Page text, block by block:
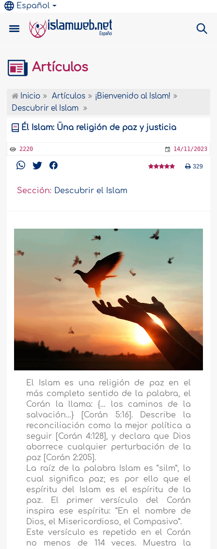
Español
Artículos
Inicio Artículos
¡Bienvenido al Islam!
Descubrir el Islam
Él Islam: Üna religión de paz y justicia
2220 14/11/2023
329
Sección: Descubrir el Islam
El Islam es una religión de paz en el
más completo sentido de la palabra, el
Corán la llama: {… los caminos de la
salvación…} [Corán 5:16]. Describe la
reconciliación como la mejor política a
seguir [Corán 4:128], y declara que Dios
aborrece cualquier perturbación de la
paz [Corán 2:205].
La raíz de la palabra Islam es “silm”, lo
cual significa paz; es por ello que el
espíritu del Islam es el espíritu de la
paz. El primer versículo del Corán
inspira ese espíritu: “En el nombre de
Dios, el Misericordioso, el Compasivo”.
Este versículo es repetido en el Corán
no menos de 114 veces. Muestra la